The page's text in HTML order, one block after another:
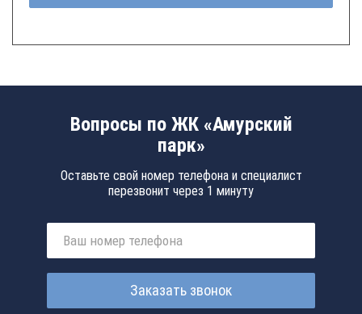
Вопросы по ЖК «Амурский
парк»
Оставьте свой номер телефона и специалист
перезвонит через 1 минуту
Заказать звонок